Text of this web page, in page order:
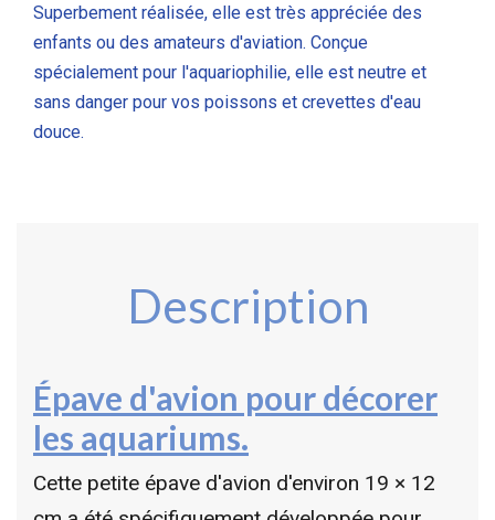
Superbement réalisée, elle est très appréciée des
enfants ou des amateurs d'aviation. Conçue
spécialement pour l'aquariophilie, elle est neutre et
sans danger pour vos poissons et crevettes d'eau
douce.
Description
Épave d'avion pour décorer
les aquariums.
Cette petite épave d'avion d'environ 19 × 12